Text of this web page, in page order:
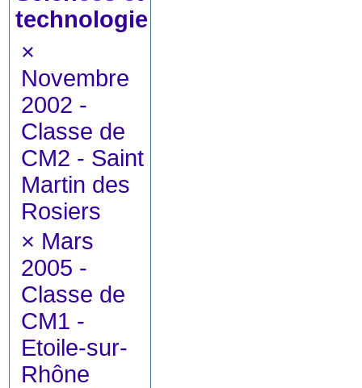
technologie
×
Novembre
2002 -
Classe de
CM2 - Saint
Martin des
Rosiers
× Mars
2005 -
Classe de
CM1 -
Etoile-sur-
Rhône